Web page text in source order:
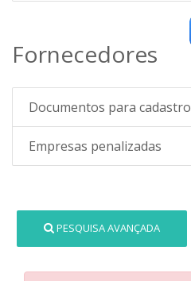
Fornecedores
Documentos para cadastro
Empresas penalizadas
PESQUISA AVANÇADA